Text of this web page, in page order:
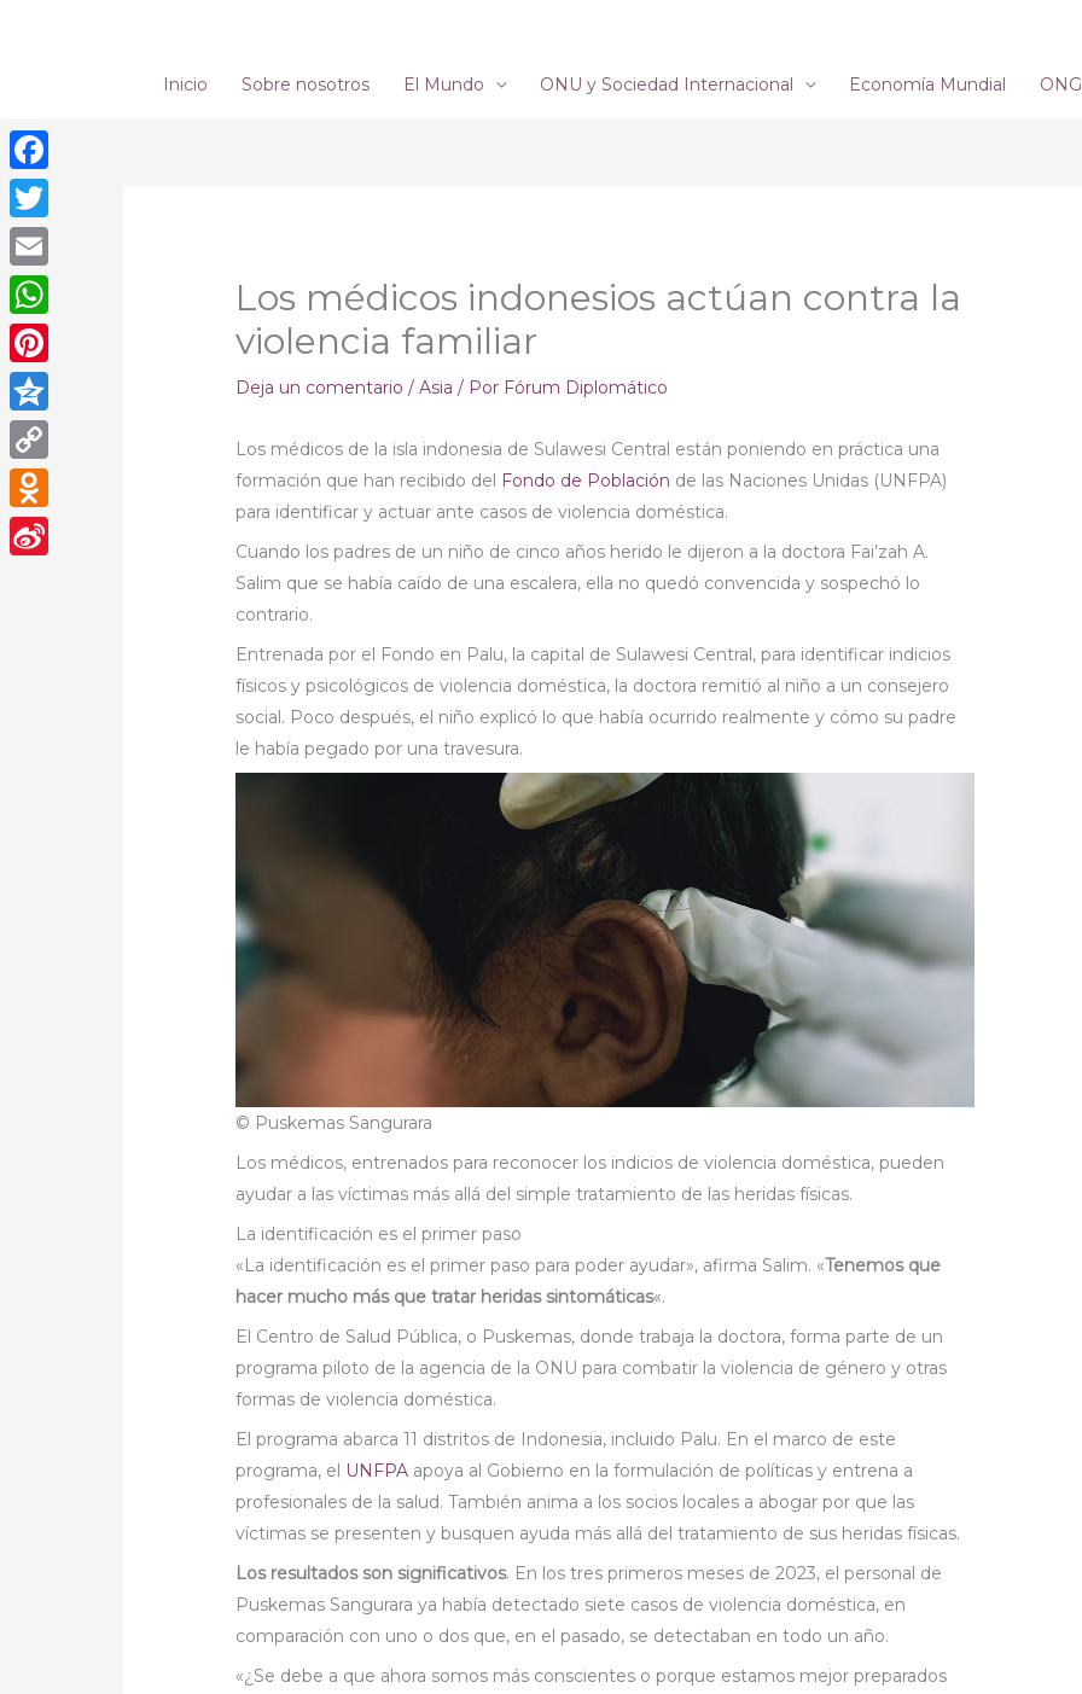
Inicio Sobre nosotros El Mundo ONU y Sociedad Internacional Economía Mundial
Los médicos indonesios actúan contra la
violencia familiar
Deja un comentario /Asia / Por Fórum Diplomático
Los médicos de la isla indonesia de Sulawesi Central están poniendo en práctica una
formación que han recibido del Fondo de Población de las Naciones Unidas (UNFPA)
para identificar y actuar ante casos de violencia doméstica.
Cuando los padres de un niño de cinco años herido le dijeron a la doctora Fai’zah A.
Salim que se había caído de una escalera, ella no quedó convencida y sospechó lo
contrario.
Entrenada por el Fondo en Palu, la capital de Sulawesi Central, para identificar indicios
físicos y psicológicos de violencia doméstica, la doctora remitió al niño a un consejero
social. Poco después, el niño explicó lo que había ocurrido realmente y cómo su padre
le había pegado por una travesura.
© Puskemas Sangurara
Los médicos, entrenados para reconocer los indicios de violencia doméstica, pueden
ayudar a las víctimas más allá del simple tratamiento de las heridas físicas.
La identificación es el primer paso
«La identificación es el primer paso para poder ayudar», afirma Salim. «Tenemos que
hacer mucho más que tratar heridas sintomáticas«.
El Centro de Salud Pública, o Puskemas, donde trabaja la doctora, forma parte de un
programa piloto de la agencia de la ONU para combatir la violencia de género y otras
formas de violencia doméstica.
El programa abarca 11 distritos de Indonesia, incluido Palu. En el marco de este
programa, el UNFPA apoya al Gobierno en la formulación de políticas y entrena a
profesionales de la salud. También anima a los socios locales a abogar por que las
víctimas se presenten y busquen ayuda más allá del tratamiento de sus heridas físicas.
Los resultados son significativos. En los tres primeros meses de 2023, el personal de
Puskemas Sangurara ya había detectado siete casos de violencia doméstica, en
comparación con uno o dos que, en el pasado, se detectaban en todo un año.
«¿Se debe a que ahora somos más conscientes o porque estamos mejor preparados
Facebook
Twitter
Email
WhatsApp
Pinterest
Qzone
Copy
Link
Odnoklassniki